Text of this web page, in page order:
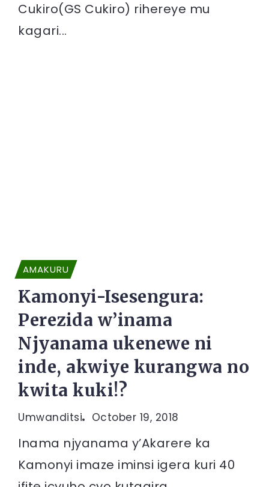
Cukiro(GS Cukiro) rihereye mu
kagari...
AMAKURU
Kamonyi-Isesengura:
Perezida w’inama
Njyanama ukenewe ni
inde, akwiye kurangwa no
kwita kuki!?
Umwanditsi October 19, 2018
Inama njyanama y’Akarere ka
Kamonyi imaze iminsi igera kuri 40